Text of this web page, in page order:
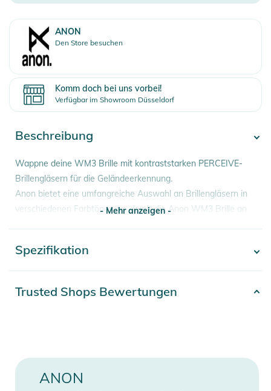
ANON
Den Store besuchen
Komm doch bei uns vorbei!
Verfügbar im Showroom Düsseldorf
Beschreibung
Wappne deine WM3 Brille mit kontraststarken PERCEIVE-
Brillengläsern für die Geländeerkennung.
Anon bietet eine umfangreiche Auswahl an Brillengläsern in
verschiedenen Farbtönen an, damit die Anon WM3 Brille an
Geländeerkennung und sind für eine unübertroffene klare
Sicht in den unterschiedlichsten Bedingungen mit einer kratz-,
Beschlag-Behandlung ausgestattet.
- Das PERCEIVE-Brillenglas bietet kontrastreiche Sicht und
klares Erkennen des Geländes bei nahezu allen
- Mehr anzeigen -
Spezifikation
Trusted Shops Bewertungen
ANON